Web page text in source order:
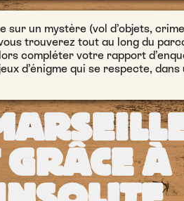
sur un mystère (vol d’objets,
trouverez tout au long du
compléter votre rapport
d’énigme qui se respecte, dans
À